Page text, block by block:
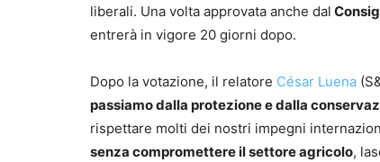
liberali. Una volta approvata anche dal
entrerà in vigore 20 giorni dopo.
Dopo la votazione, il relatore César Luena
passiamo dalla protezione e dalla
rispettare molti dei nostri impegni
senza compromettere il settore agricolo,